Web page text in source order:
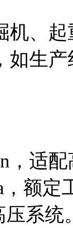
机、
如生
，适
额定
压系统